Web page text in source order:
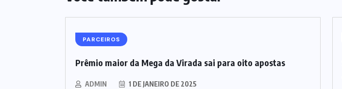
PARCEIROS
Prêmio maior da Mega da Virada sai para oito apostas
ADMIN 1 DE JANEIRO DE 2025